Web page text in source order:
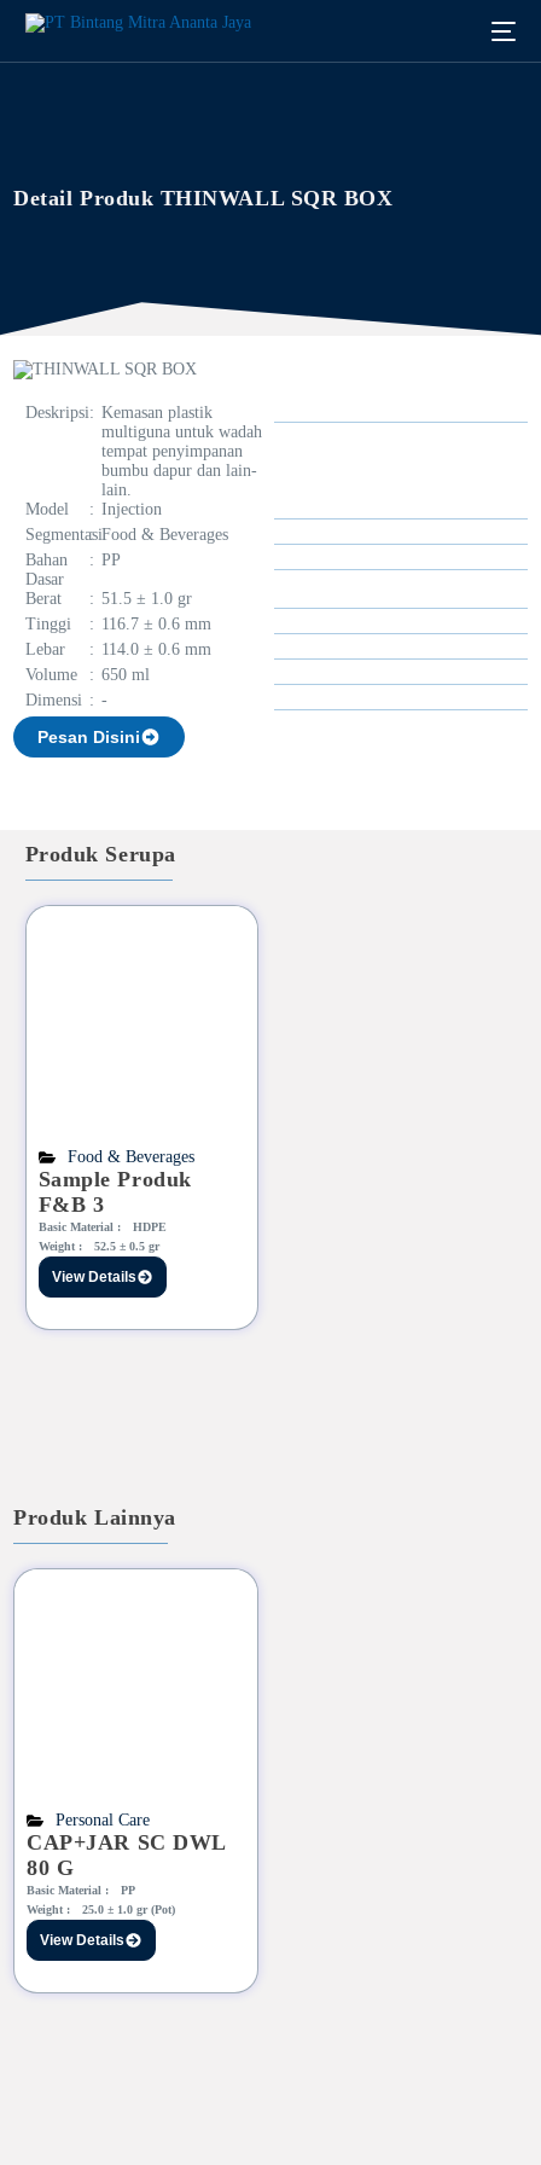
Detail Produk THINWALL SQR BOX
Deskripsi: Kemasan plastik
multiguna untuk wadah
tempat penyimpanan
bumbu dapur dan lain-
lain.
Model
: Injection
Segmentasi
: Food & Beverages
Bahan
Dasar
: PP
Berat : 51.5 ± 1.0 gr
Tinggi
: 116.7 ± 0.6 mm
Lebar
: 114.0 ± 0.6 mm
Volume
: 650 ml
Dimensi : -
Pesan Disini
Produk Serupa
Food & Beverages
Sample Produk
F&B 3
Basic Material :
HDPE
Weight :
52.5 ± 0.5 gr
View Details
Produk Lainnya
Personal Care
CAP+JAR SC DWL
80 G
Basic Material :
PP
Weight :
25.0 ± 1.0 gr (Pot)
View Details
English